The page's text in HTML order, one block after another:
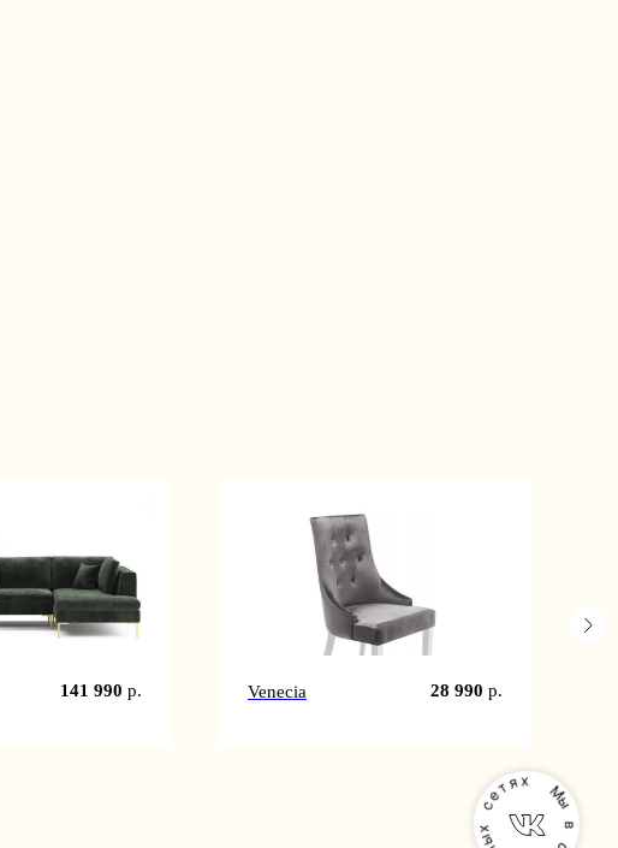
141 990 р. Venecia 28 990 р.